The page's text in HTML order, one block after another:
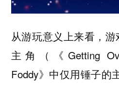
从游玩意义上来看，游
主角（《Getting
Foddy》中仅用锤子的